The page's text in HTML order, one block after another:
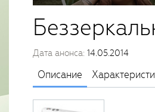
Дата анонса: 14.05.2014
Описание